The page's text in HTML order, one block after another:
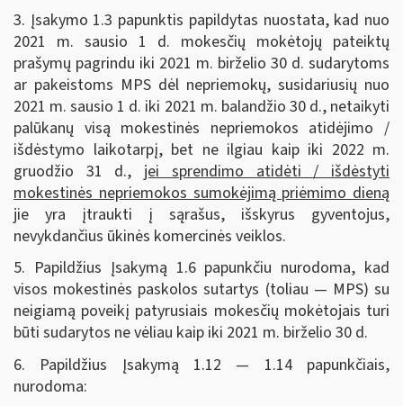
3. Įsakymo 1.3 papunktis papildytas nuostata, kad nuo
2021 m. sausio 1 d. mokesčių mokėtojų pateiktų
prašymų pagrindu iki 2021 m. birželio 30 d. sudarytoms
ar pakeistoms MPS dėl nepriemokų, susidariusių nuo
2021 m. sausio 1 d. iki 2021 m. balandžio 30 d., netaikyti
palūkanų visą mokestinės nepriemokos atidėjimo /
išdėstymo laikotarpį, bet ne ilgiau kaip iki 2022 m.
gruodžio 31 d., jei sprendimo atidėti / išdėstyti
mokestinės nepriemokos sumokėjimą priėmimo dieną
jie yra įtraukti į sąrašus, išskyrus gyventojus,
nevykdančius ūkinės komercinės veiklos.
5. Papildžius Įsakymą 1.6 papunkčiu nurodoma, kad
visos mokestinės paskolos sutartys (toliau — MPS) su
neigiamą poveikį patyrusiais mokesčių mokėtojais turi
būti sudarytos ne vėliau kaip iki 2021 m. birželio 30 d.
6. Papildžius Įsakymą 1.12 — 1.14 papunkčiais,
nurodoma: